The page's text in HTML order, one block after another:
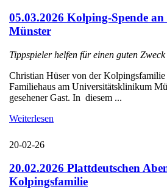
05.03.2026 Kolping-Spende
Münster
Tippspieler helfen für einen guten Zweck
Christian Hüser von der
Familiehaus am Universitätsklinikum
gesehener Gast. In diesem ...
Weiterlesen
20-02-26
20.02.2026 Plattdeutschen
Kolpingsfamilie